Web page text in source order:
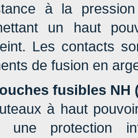
à la
un haut
Les contacts
de fusion en
fusibles NH
à haut
une protection